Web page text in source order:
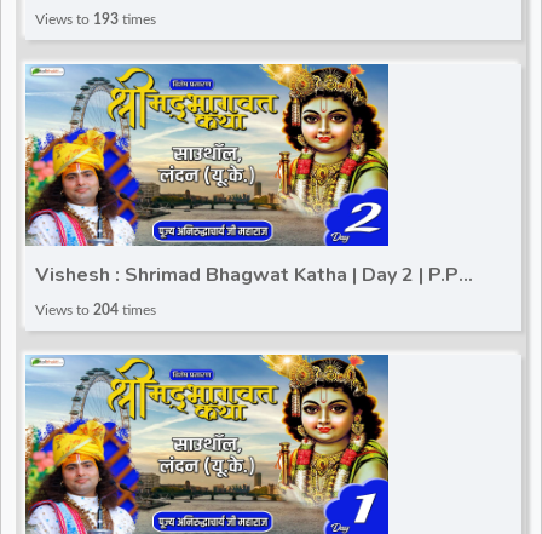
Aniruddhacharya Ji Maharaj | Southall, London (UK)
Views to 193 times
Vishesh : Shrimad Bhagwat Katha | Day 2 | P.P
Aniruddhacharya Ji Maharaj | Southall, London (UK)
Views to 204 times